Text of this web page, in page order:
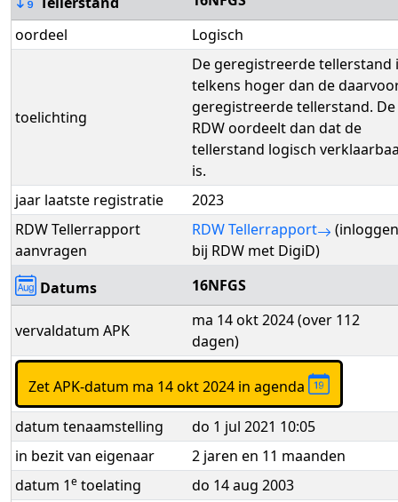
oordeel
Logisch
toelichting
De geregistreerde tellerstand
telkens hoger dan de
geregistreerde tellerstand. De
RDW oordeelt dan dat de
tellerstand logisch
is.
jaar laatste registratie
2023
RDW Tellerrapport
aanvragen
RDW Tellerrapport
(inloggen
bij RDW met DigiD)
Datums
16NFGS
vervaldatum APK
ma 14 okt 2024 (over 112
dagen)
Zet APK-datum ma 14 okt 2024 in agenda
datum tenaamstelling
do 1 jul 2021 10:05
in bezit van eigenaar
2 jaren en 11 maanden
datum 1e toelating
do 14 aug 2003